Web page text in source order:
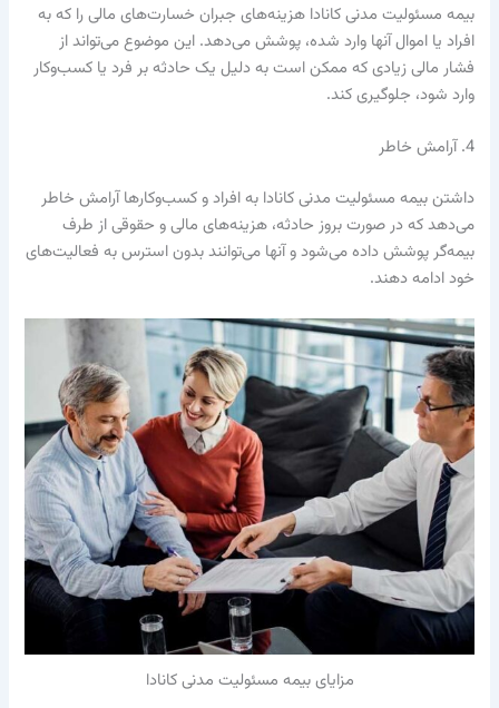
بیمه مسئولیت مدنی کانادا هزینه‌های جبران خسارت‌های مالی را که به
افراد یا اموال آنها وارد شده، پوشش می‌دهد. این موضوع می‌تواند از
فشار مالی زیادی که ممکن است به دلیل یک حادثه بر فرد یا کسب‌وکار
وارد شود، جلوگیری کند.
4. آرامش خاطر
داشتن بیمه مسئولیت مدنی کانادا به افراد و کسب‌وکارها آرامش خاطر
می‌دهد که در صورت بروز حادثه، هزینه‌های مالی و حقوقی از طرف
بیمه‌گر پوشش داده می‌شود و آنها می‌توانند بدون استرس به فعالیت‌های
خود ادامه دهند.
مزایای بیمه مسئولیت مدنی کانادا